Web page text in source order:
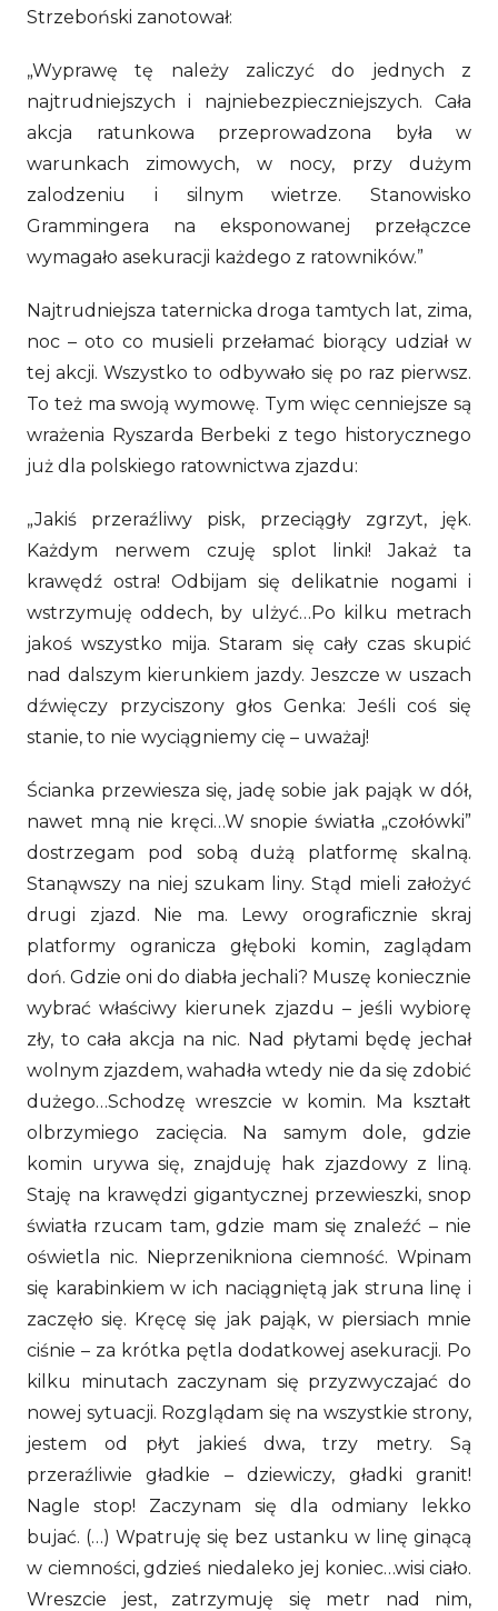
Strzeboński zanotował:
„Wyprawę tę należy zaliczyć do jednych z
najtrudniejszych i najniebezpieczniejszych. Cała
akcja ratunkowa przeprowadzona była w
warunkach zimowych, w nocy, przy dużym
zalodzeniu i silnym wietrze. Stanowisko
Grammingera na eksponowanej przełączce
wymagało asekuracji każdego z ratowników.”
Najtrudniejsza taternicka droga tamtych lat, zima,
noc – oto co musieli przełamać biorący udział w
tej akcji. Wszystko to odbywało się po raz pierwsz.
To też ma swoją wymowę. Tym więc cenniejsze są
wrażenia Ryszarda Berbeki z tego historycznego
już dla polskiego ratownictwa zjazdu:
„Jakiś przeraźliwy pisk, przeciągły zgrzyt, jęk.
Każdym nerwem czuję splot linki! Jakaż ta
krawędź ostra! Odbijam się delikatnie nogami i
wstrzymuję oddech, by ulżyć…Po kilku metrach
jakoś wszystko mija. Staram się cały czas skupić
nad dalszym kierunkiem jazdy. Jeszcze w uszach
dźwięczy przyciszony głos Genka: Jeśli coś się
stanie, to nie wyciągniemy cię – uważaj!
Ścianka przewiesza się, jadę sobie jak pająk w dół,
nawet mną nie kręci…W snopie światła „czołówki”
dostrzegam pod sobą dużą platformę skalną.
Stanąwszy na niej szukam liny. Stąd mieli założyć
drugi zjazd. Nie ma. Lewy orograficznie skraj
platformy ogranicza głęboki komin, zaglądam
doń. Gdzie oni do diabła jechali? Muszę koniecznie
wybrać właściwy kierunek zjazdu – jeśli wybiorę
zły, to cała akcja na nic. Nad płytami będę jechał
wolnym zjazdem, wahadła wtedy nie da się zdobić
dużego…Schodzę wreszcie w komin. Ma kształt
olbrzymiego zacięcia. Na samym dole, gdzie
komin urywa się, znajduję hak zjazdowy z liną.
Staję na krawędzi gigantycznej przewieszki, snop
światła rzucam tam, gdzie mam się znaleźć – nie
oświetla nic. Nieprzenikniona ciemność. Wpinam
się karabinkiem w ich naciągniętą jak struna linę i
zaczęło się. Kręcę się jak pająk, w piersiach mnie
ciśnie – za krótka pętla dodatkowej asekuracji. Po
kilku minutach zaczynam się przyzwyczajać do
nowej sytuacji. Rozglądam się na wszystkie strony,
jestem od płyt jakieś dwa, trzy metry. Są
przeraźliwie gładkie – dziewiczy, gładki granit!
Nagle stop! Zaczynam się dla odmiany lekko
bujać. (…) Wpatruję się bez ustanku w linę ginącą
w ciemności, gdzieś niedaleko jej koniec…wisi ciało.
Wreszcie jest, zatrzymuję się metr nad nim,